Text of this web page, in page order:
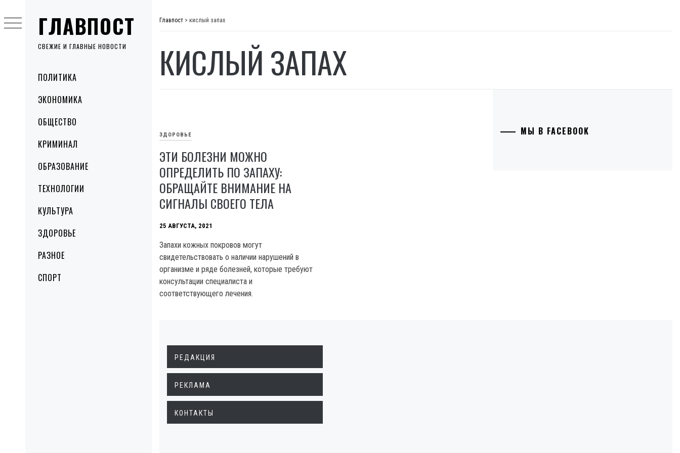
ГЛАВПОСТ
СВЕЖИЕ И ГЛАВНЫЕ НОВОСТИ
MenuПОЛИТИКА
ЭКОНОМИКА
ОБЩЕСТВО
КРИМИНАЛ
ОБРАЗОВАНИЕ
ТЕХНОЛОГИИ
КУЛЬТУРА
ЗДОРОВЬЕ
РАЗНОЕ
СПОРТ
to
content
Главпост > кислый запах
КИСЛЫЙ ЗАПАХ
ЗДОРОВЬЕ
ЭТИ БОЛЕЗНИ МОЖНО
ОПРЕДЕЛИТЬ ПО ЗАПАХУ:
ОБРАЩАЙТЕ ВНИМАНИЕ НА
СИГНАЛЫ СВОЕГО ТЕЛА
25 АВГУСТА, 2021
Запахи кожных покровов могут
свидетельствовать о наличии нарушений в
организме и ряде болезней, которые требуют
консультации специалиста и
соответствующего лечения.
МЫ В FACEBOOK
РЕДАКЦИЯ
РЕКЛАМА
КОНТАКТЫ